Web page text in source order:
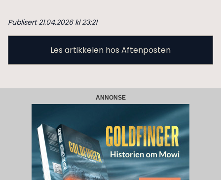
Publisert 21.04.2026 kl 23:21
Les artikkelen hos Aftenposten
ANNONSE